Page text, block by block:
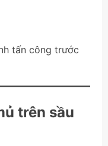
tấn công trước
trên sầu